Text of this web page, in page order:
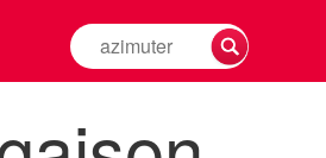
Rechercher
la
d'un
verbe